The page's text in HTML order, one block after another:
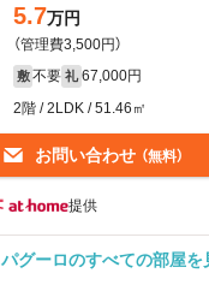
5.7万円
（管理費3,500円）
敷 不要 礼 67,000円
2階 / 2LDK / 51.46㎡
お問い合わせ （無料）
提供
パグーロのすべての部屋を